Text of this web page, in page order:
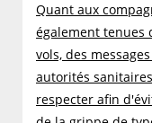
Quant aux
également tenues
vols, des
autorités
respecter afin